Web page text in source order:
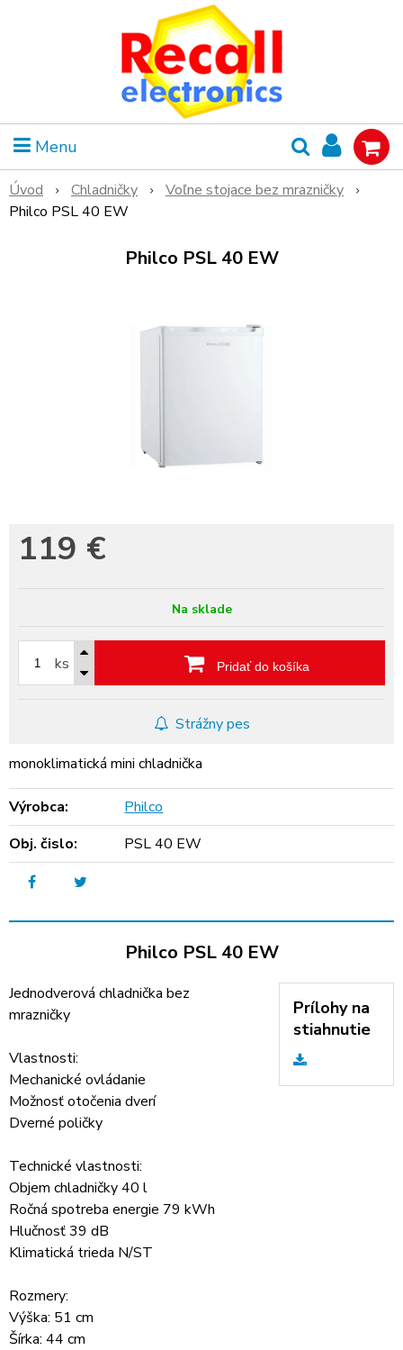
Menu
Úvod Chladničky
Voľne stojace bez mrazničky
Philco PSL 40 EW
Philco PSL 40 EW
119 €
Na sklade
ks Pridať do košíka
Strážny pes
monoklimatická mini chladnička
Výrobca:
Philco
Obj. čislo:
PSL 40 EW
Philco PSL 40 EW
Prílohy na
stiahnutie
Jednodverová chladnička bez
mrazničky
Vlastnosti:
Mechanické ovládanie
Možnosť otočenia dverí
Dverné poličky
Technické vlastnosti:
Objem chladničky 40 l
Ročná spotreba energie 79 kWh
Hlučnosť 39 dB
Klimatická trieda N/ST
Rozmery:
Výška: 51 cm
Šírka: 44 cm